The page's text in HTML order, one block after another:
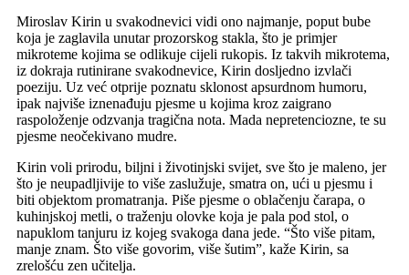
Miroslav Kirin u svakodnevici vidi ono najmanje, poput bube
koja je zaglavila unutar prozorskog stakla, što je primjer
mikroteme kojima se odlikuje cijeli rukopis. Iz takvih mikrotema,
iz dokraja rutinirane svakodnevice, Kirin dosljedno izvlači
poeziju. Uz već otprije poznatu sklonost apsurdnom humoru,
ipak najviše iznenađuju pjesme u kojima kroz zaigrano
raspoloženje odzvanja tragična nota. Mada nepretenciozne, te su
pjesme neočekivano mudre.
Kirin voli prirodu, biljni i životinjski svijet, sve što je maleno, jer
što je neupadljivije to više zaslužuje, smatra on, ući u pjesmu i
biti objektom promatranja. Piše pjesme o oblačenju čarapa, o
kuhinjskoj metli, o traženju olovke koja je pala pod stol, o
napuklom tanjuru iz kojeg svakoga dana jede. “Što više pitam,
manje znam. Što više govorim, više šutim”, kaže Kirin, sa
zrelošću zen učitelja.